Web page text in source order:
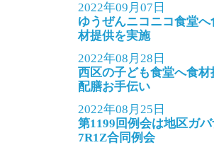
2022年09月07日
ゆうぜんニコニコ食堂へ
材提供を実施
2022年08月28日
西区の子ども食堂へ食材
配膳お手伝い
2022年08月25日
第1199回例会は地区ガ
7R1Z合同例会